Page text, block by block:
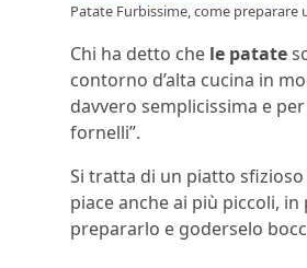
Patate Furbissime, come
Chi ha detto che le patate
contorno d’alta cucina in
davvero semplicissima e
fornelli”.
Si tratta di un piatto sfizioso
piace anche ai più piccoli,
prepararlo e goderselo